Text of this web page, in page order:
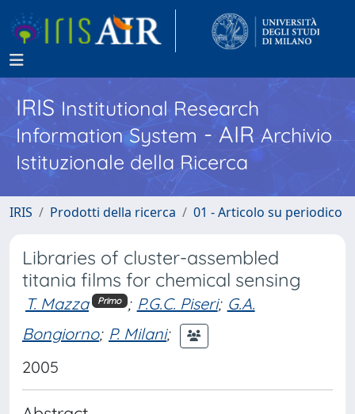
IRISInstitutional Research
Information System - AIR Archivio
Istituzionale della Ricerca
IRIS Prodotti della ricerca 01 - Articolo su periodico
Libraries of cluster-assembled
titania films for chemical sensing
T. Mazza Primo ; P.G.C. Piseri; G.A.
Bongiorno; P. Milani;
2005